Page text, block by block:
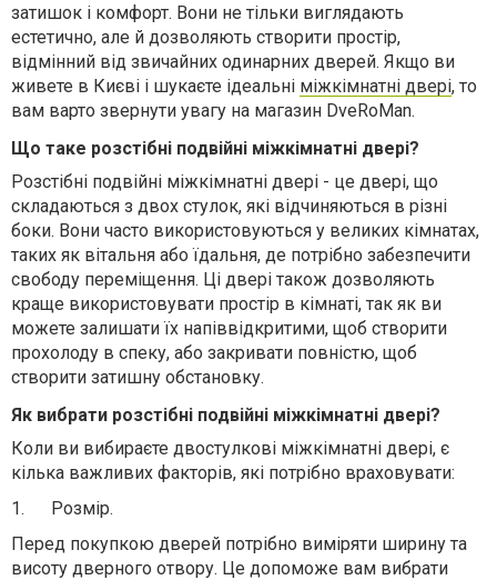
затишок і комфорт. Вони не тільки виглядають
естетично, але й дозволяють створити простір,
відмінний від звичайних одинарних дверей. Якщо ви
живете в Києві і шукаєте ідеальні міжкімнатні двері, то
вам варто звернути увагу на магазин DveRoMan.
Що таке розстібні подвійні міжкімнатні двері?
Розстібні подвійні міжкімнатні двері - це двері, що
складаються з двох стулок, які відчиняються в різні
боки. Вони часто використовуються у великих кімнатах,
таких як вітальня або їдальня, де потрібно забезпечити
свободу переміщення. Ці двері також дозволяють
краще використовувати простір в кімнаті, так як ви
можете залишати їх напіввідкритими, щоб створити
прохолоду в спеку, або закривати повністю, щоб
створити затишну обстановку.
Як вибрати розстібні подвійні міжкімнатні двері?
Коли ви вибираєте двостулкові міжкімнатні двері, є
кілька важливих факторів, які потрібно враховувати:
1.
Розмір.
Перед покупкою дверей потрібно виміряти ширину та
висоту дверного отвору. Це допоможе вам вибрати